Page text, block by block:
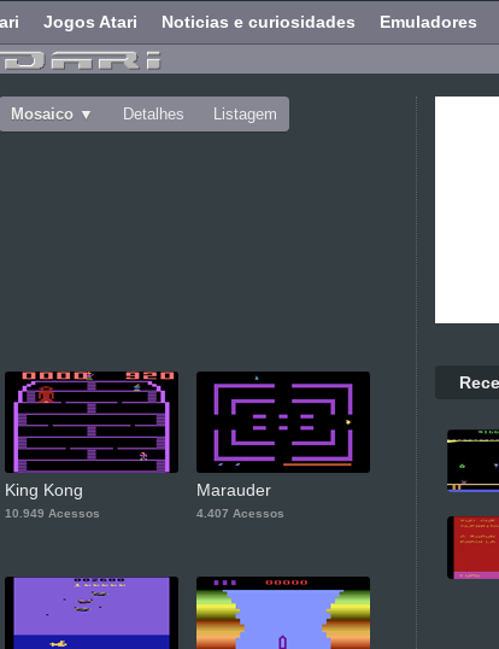
Jogos Atari Noticias e curiosidades Emuladores
Mosaico Detalhes Listagem
King Kong
10.949 Acessos
Marauder
4.407 Acessos